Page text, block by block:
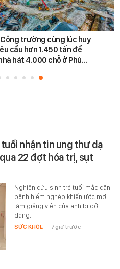
trường cùng lúc huy
cẩu hơn 1.450 tấn để
hát 4.000 chỗ ở Phú…
nhận tin ung thư dạ
22 đợt hóa trị, sụt
Nghiên cứu sinh trẻ tuổi mắc căn
bệnh hiểm nghèo khiến ước mơ
làm giảng viên của anh bị dở
dang.
SỨC KHỎE - 7 giờ trước